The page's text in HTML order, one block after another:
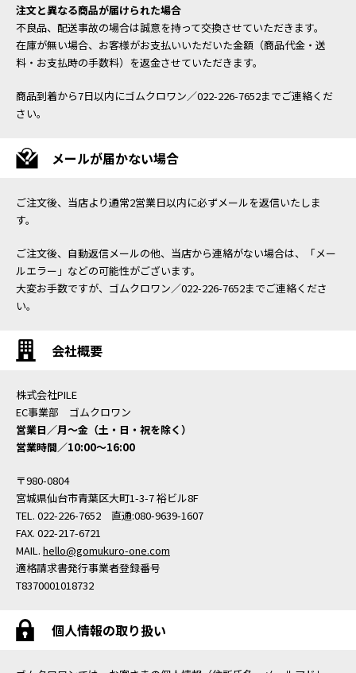
注文と異なる商品が届けられた場合
不良品、配送事故の場合は誠意を持って交換させていただきます。
在庫が無い場合、お客様がお支払いいただいた金額（商品代金・送
料・お支払時の手数料）を返金させていただきます。
商品到着から7日以内にゴムクロワン／022-226-7652までご連絡くだ
さい。
メールが届かない場合
ご注文後、当店より通常2営業日以内に必ずメールを返信いたしま
す。
ご注文後、自動返信メールの他、当店から連絡がない場合は、「メー
ルエラー」などの可能性がございます。
大変お手数ですが、ゴムクロワン／022-226-7652までご連絡くださ
い。
会社概要
株式会社PILE
EC事業部 ゴムクロワン
営業日／月〜金（土・日・祝を除く）
営業時間／10:00〜16:00
〒980-0804
宮城県仙台市青葉区大町1-3-7 裕ビル8F
TEL. 022-226-7652 直通:080-9639-1607
FAX. 022-217-6721
MAIL. hello@gomukuro-one.com
適格請求書発行事業者登録番号
T8370001018732
個人情報の取り扱い